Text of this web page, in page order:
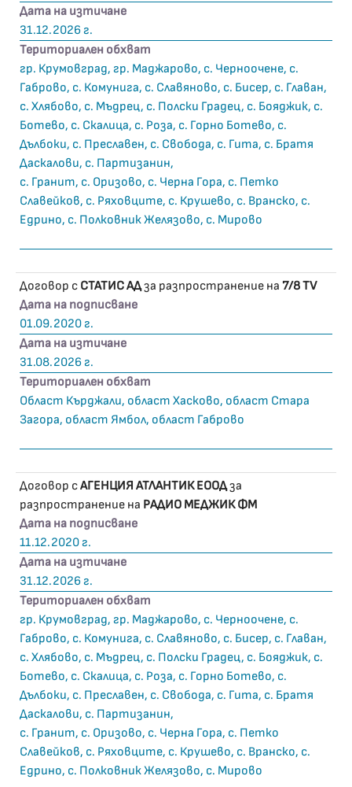
Дата на изтичане
31.12.2026 г.
Териториален обхват
гр. Крумовград, гр. Маджарово, с. Черноочене, с.
Габрово, с. Комунига, с. Славяново, с. Бисер, с. Главан,
с. Хлябово, с. Мъдрец, с. Полски Градец, с. Бояджик, с.
Ботево, с. Скалица, с. Роза, с. Горно Ботево, с.
Дълбоки, с. Преславен, с. Свобода, с. Гита, с. Братя
Даскалови, с. Партизанин,
с. Гранит, с. Оризово, с. Черна Гора, с. Петко
Славейков, с. Ряховците, с. Крушево, с. Вранско, с.
Едрино, с. Полковник Желязово, с. Мирово
Договор с СТАТИС АДза разпространение на 7/8 TV
Дата на подписване
01.09.2020 г.
Дата на изтичане
31.08.2026 г.
Териториален обхват
Област Кърджали, област Хасково, област Стара
Загора, област Ямбол, област Габрово
Договор сАГЕНЦИЯ АТЛАНТИК ЕООДза
разпространение на РАДИО МЕДЖИК ФМ
Дата на подписване
11.12.2020 г.
Дата на изтичане
31.12.2026 г.
Териториален обхват
гр. Крумовград, гр. Маджарово, с. Черноочене, с.
Габрово, с. Комунига, с. Славяново, с. Бисер, с. Главан,
с. Хлябово, с. Мъдрец, с. Полски Градец, с. Бояджик, с.
Ботево, с. Скалица, с. Роза, с. Горно Ботево, с.
Дълбоки, с. Преславен, с. Свобода, с. Гита, с. Братя
Даскалови, с. Партизанин,
с. Гранит, с. Оризово, с. Черна Гора, с. Петко
Славейков, с. Ряховците, с. Крушево, с. Вранско, с.
Едрино, с. Полковник Желязово, с. Мирово